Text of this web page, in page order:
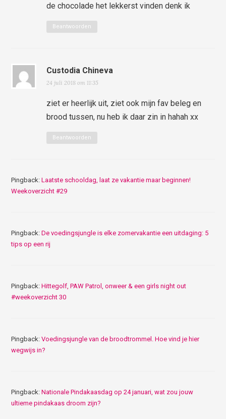
de chocolade het lekkerst vinden denk ik
Beantwoorden
Custodia Chineva
24 juli 2018 om 11:35
ziet er heerlijk uit, ziet ook mijn fav beleg en
brood tussen, nu heb ik daar zin in hahah xx
Beantwoorden
Pingback:Laatste schooldag, laat ze vakantie maar beginnen!
Weekoverzicht #29
Pingback:De voedingsjungle is elke zomervakantie een uitdaging: 5
tips op een rij
Pingback:Hittegolf, PAW Patrol, onweer & een girls night out
#weekoverzicht 30
Pingback:Voedingsjungle van de broodtrommel. Hoe vind je hier
wegwijs in?
Pingback:Nationale Pindakaasdag op 24 januari, wat zou jouw
ultieme pindakaas droom zijn?